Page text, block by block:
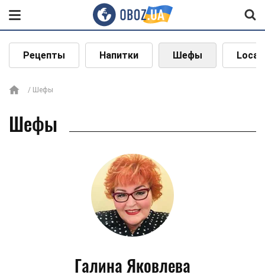
Рецепты Напитки Шефы Local
Шефы
Шефы
Галина Яковлева